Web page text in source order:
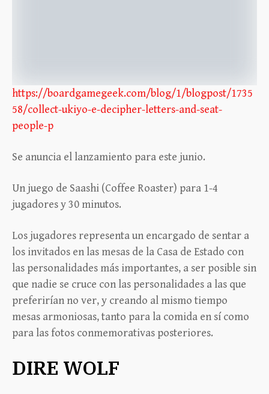
https://boardgamegeek.com/blog/1/blogpost/1735
58/collect-ukiyo-e-decipher-letters-and-seat-
people-p
Se anuncia el lanzamiento para este junio.
Un juego de Saashi (Coffee Roaster) para 1-4
jugadores y 30 minutos.
Los jugadores representa un encargado de sentar a
los invitados en las mesas de la Casa de Estado con
las personalidades más importantes, a ser posible sin
que nadie se cruce con las personalidades a las que
preferirían no ver, y creando al mismo tiempo
mesas armoniosas, tanto para la comida en sí como
para las fotos conmemorativas posteriores.
DIRE WOLF